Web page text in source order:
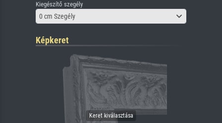
Kiegészítő szegély
0 cm Szegély
Képkeret